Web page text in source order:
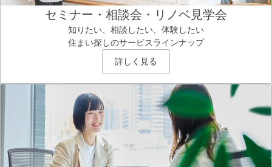
セミナー・相談会・リノベ見学会
知りたい、相談したい、体験したい
住まい探しのサービスラインナップ
詳しく見る